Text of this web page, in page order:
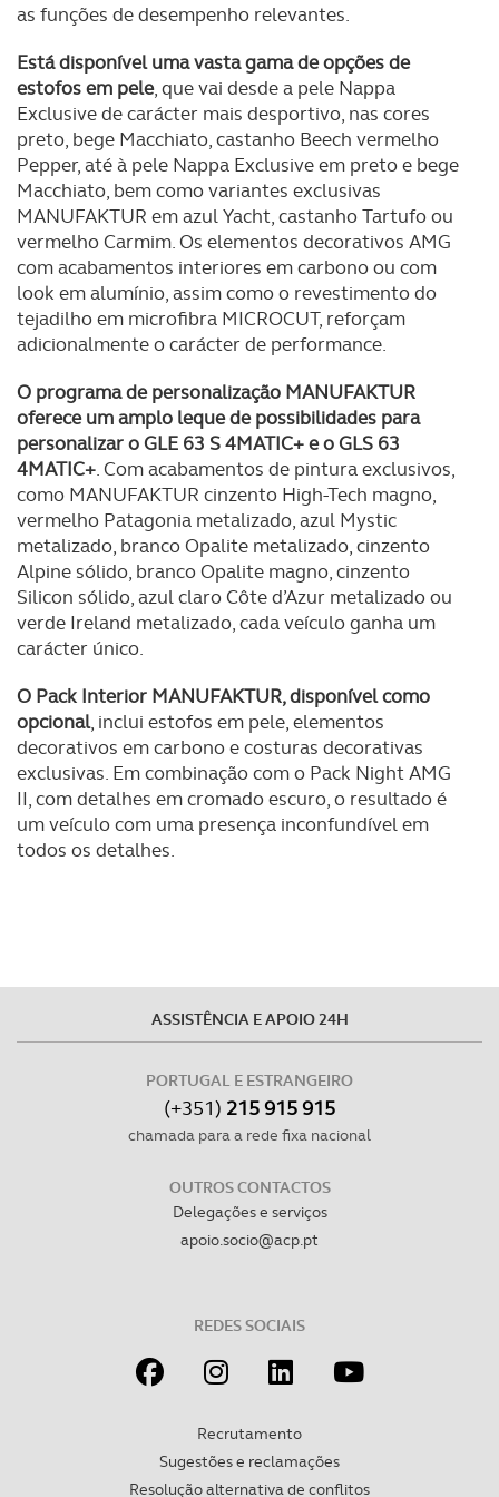
dados pessoais serão realizadas apenas com o seu
consentimento e quando tal se afigure estritamente
necessário no contexto dos serviços a prestar.
Realçamos que o bloqueio de certo tipo de Cookies e
tecnologias similares pode ter impacto na sua
experiência de navegação no Website e nos serviços
disponibilizados.
Consulte a política de cookies do site.
as funções de desempenho relevantes.
Está disponível uma vasta gama de opções de
estofos em pele, que vai desde a pele Nappa
Exclusive de carácter mais desportivo, nas cores
preto, bege Macchiato, castanho Beech vermelho
Pepper, até à pele Nappa Exclusive em preto e bege
Macchiato, bem como variantes exclusivas
MANUFAKTUR em azul Yacht, castanho Tartufo ou
vermelho Carmim. Os elementos decorativos AMG
com acabamentos interiores em carbono ou com
look em alumínio, assim como o revestimento do
tejadilho em microfibra MICROCUT, reforçam
adicionalmente o carácter de performance.
O programa de personalização MANUFAKTUR
oferece um amplo leque de possibilidades para
personalizar o GLE 63 S 4MATIC+ e o GLS 63
4MATIC+. Com acabamentos de pintura exclusivos,
como MANUFAKTUR cinzento High-Tech magno,
vermelho Patagonia metalizado, azul Mystic
metalizado, branco Opalite metalizado, cinzento
Alpine sólido, branco Opalite magno, cinzento
Silicon sólido, azul claro Côte d’Azur metalizado ou
verde Ireland metalizado, cada veículo ganha um
carácter único.
O Pack Interior MANUFAKTUR, disponível como
opcional, inclui estofos em pele, elementos
decorativos em carbono e costuras decorativas
exclusivas. Em combinação com o Pack Night AMG
II, com detalhes em cromado escuro, o resultado é
um veículo com uma presença inconfundível em
todos os detalhes.
ASSISTÊNCIA E APOIO 24H
PORTUGAL E ESTRANGEIRO
(+351) 215 915 915
chamada para a rede fixa nacional
OUTROS CONTACTOS
Delegações e serviços
apoio.socio@acp.pt
REDES SOCIAIS
Recrutamento
Sugestões e reclamações
Resolução alternativa de conflitos